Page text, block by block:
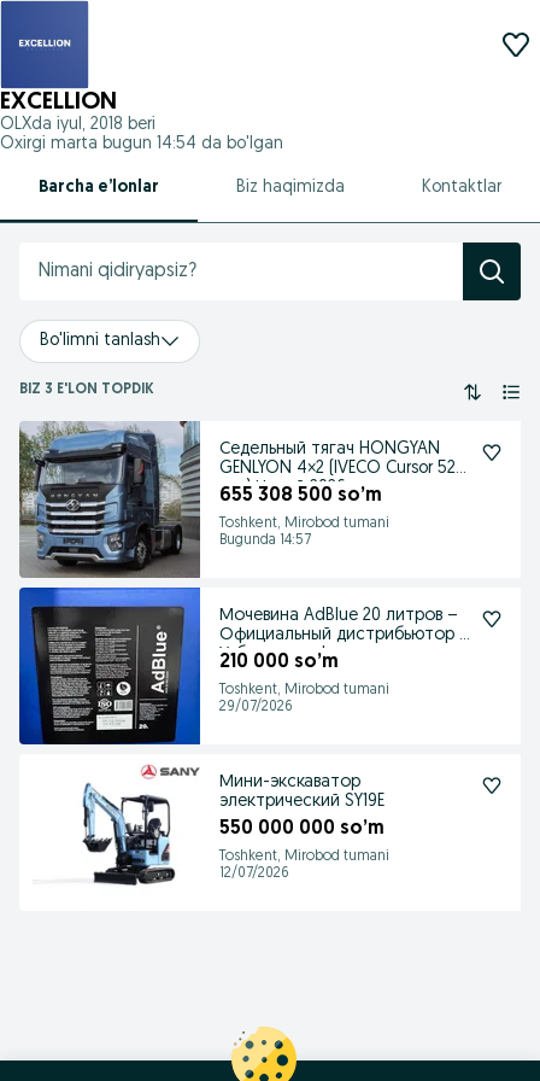
EXCELLION
OLXda iyul, 2018 beri
Oxirgi marta bugun 14:54 da bo'lgan
Barcha e’lonlar Biz haqimizda Kontaktlar
Bo'limni tanlash
BIZ 3 E'LON TOPDIK
Седельный тягач HONGYAN
GENLYON 4×2 (IVECO Cursor 520
л.с.) Новый 2026
655 308 500 so’m
Toshkent, Mirobod tumani
Bugunda 14:57
Мочевина AdBlue 20 литров –
Официальный дистрибьютор в
Узбекистане!
210 000 so’m
Toshkent, Mirobod tumani
29/07/2026
Мини-экскаватор
электрический SY19E
550 000 000 so’m
Toshkent, Mirobod tumani
12/07/2026